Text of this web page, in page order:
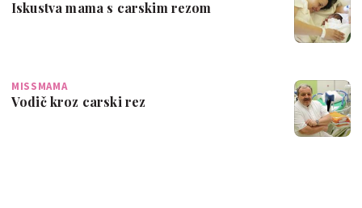
Iskustva mama s carskim rezom
MISSMAMA
Vodič kroz carski rez